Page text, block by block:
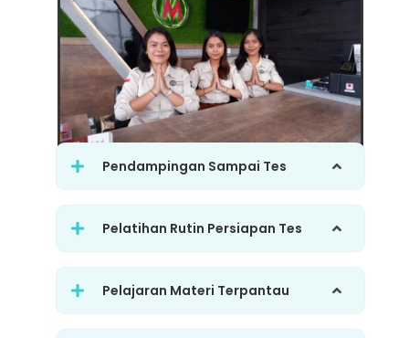
Pendampingan Sampai Tes
Pelatihan Rutin Persiapan Tes
Pelajaran Materi Terpantau